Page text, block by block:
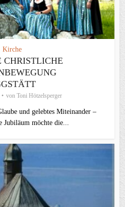
Kirche
CHRISTLICHE
von Toni Hötzelsperger
und gelebtes Miteinander –
Jubiläum möchte die...